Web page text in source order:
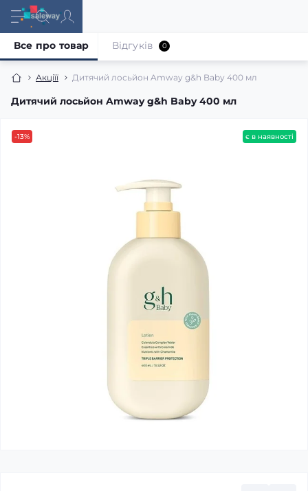
Акціїї Дитячий лосьйон Amway g&h Baby 400 мл
Дитячий лосьйон Amway g&h Baby 400 мл
Все про товар Відгуків 0
-13% є в наявності